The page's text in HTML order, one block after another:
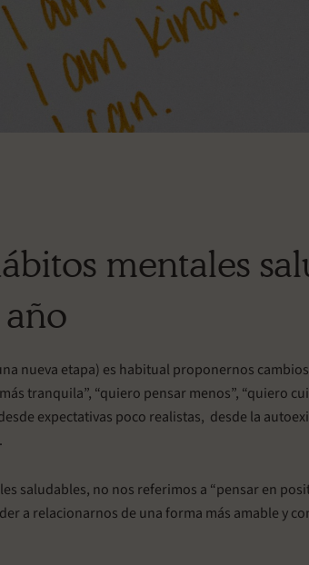
mentales
nueva etapa) es habitual proponernos
tranquila”, “quiero pensar menos”, “quiero
expectativas poco realistas, desde la
saludables, no nos referimos a “pensar en
a relacionarnos de una forma más amable y